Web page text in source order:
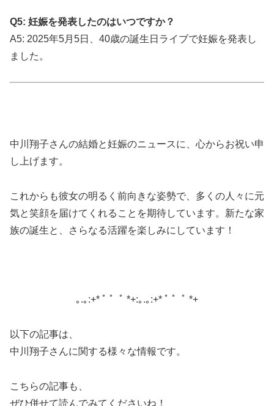
Q5: 妊娠を発表したのはいつですか？
A5: 2025年5月5日、40歳の誕生日ライブで妊娠を発表し
ました。
中川翔子さんの結婚と妊娠のニュースに、心からお祝い申
し上げます。
これからも彼女の明るく前向きな姿勢で、多くの人々に元
気と笑顔を届けてくれることを期待しています。 新たな家
族の誕生と、さらなる活躍を楽しみにしています！
｡.｡:+* ﾟ ゜ﾟ *+:｡.｡:+* ﾟ ゜ﾟ *+
以下の記事は、
中川翔子さんに関する様々な情報です。
こちらの記事も、
ぜひ併せて読んでみてくださいね！